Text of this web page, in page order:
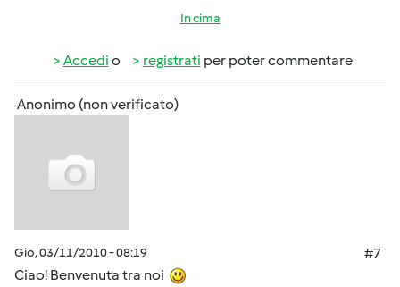
In cima
Accedi o registrati per poter commentare
Anonimo (non verificato)
Gio, 03/11/2010 - 08:19
#7
Ciao! Benvenuta tra noi